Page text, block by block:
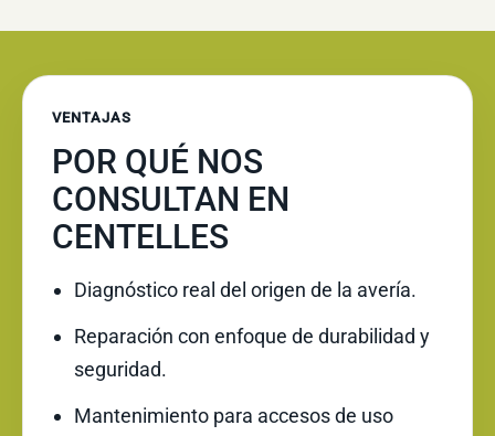
VENTAJAS
POR QUÉ NOS
CONSULTAN EN
CENTELLES
Diagnóstico real del origen de la avería.
Reparación con enfoque de durabilidad y
seguridad.
Mantenimiento para accesos de uso